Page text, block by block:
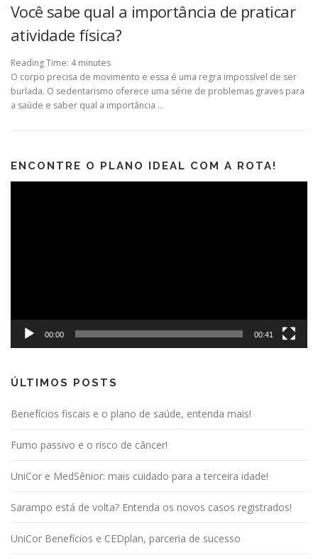
Você sabe qual a importância de praticar
atividade física?
Reading Time: 4 minutes
O corpo precisa de movimento e essa é uma regra impossível de ser
burlada. O sedentarismo oferece uma série de problemas graves para
a saúde e saber qual a importância …
ENCONTRE O PLANO IDEAL COM A ROTA!
00:00 00:41
ÚLTIMOS POSTS
Benefícios fiscais e o plano de saúde, entenda mais!
Fumo passivo e o risco de câncer!
UniCor e MedSênior: mais cuidado para a terceira idade!
Sarampo está de volta? Entenda os novos casos registrados!
UniCor Benefícios e CEDplan, parceria de sucesso